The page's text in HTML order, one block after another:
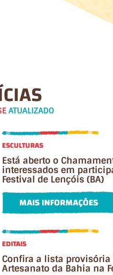
ATUALIZADO
ESCULTURAS
Está aberto o
interessados em
Festival de Lençóis (BA)
MAIS INFORMAÇÕES
EDITAIS
Confira a lista provisória
Artesanato da Bahia na